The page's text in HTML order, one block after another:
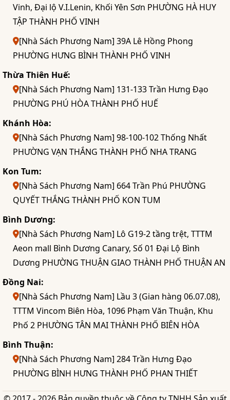
Vinh, Đại lộ V.I.Lenin, Khối Yên Sơn PHƯỜNG HÀ HUY
TẬP THÀNH PHỐ VINH
[Nhà Sách Phương Nam] 39A Lê Hồng Phong
PHƯỜNG HƯNG BÌNH THÀNH PHỐ VINH
Thừa Thiên Huế:
[Nhà Sách Phương Nam] 131-133 Trần Hưng Đạo
PHƯỜNG PHÚ HÒA THÀNH PHỐ HUẾ
Khánh Hòa:
[Nhà Sách Phương Nam] 98-100-102 Thống Nhất
PHƯỜNG VẠN THẮNG THÀNH PHỐ NHA TRANG
Kon Tum:
[Nhà Sách Phương Nam] 664 Trần Phú PHƯỜNG
QUYẾT THẮNG THÀNH PHỐ KON TUM
Bình Dương:
[Nhà Sách Phương Nam] Lô G19-2 tầng trệt, TTTM
Aeon mall Bình Dương Canary, Số 01 Đại Lộ Bình
Dương PHƯỜNG THUẬN GIAO THÀNH PHỐ THUẬN AN
Đồng Nai:
[Nhà Sách Phương Nam] Lầu 3 (Gian hàng 06.07.08),
TTTM Vincom Biên Hòa, 1096 Phạm Văn Thuận, Khu
Phố 2 PHƯỜNG TÂN MAI THÀNH PHỐ BIÊN HÒA
Bình Thuận:
[Nhà Sách Phương Nam] 284 Trần Hưng Đạo
PHƯỜNG BÌNH HƯNG THÀNH PHỐ PHAN THIẾT